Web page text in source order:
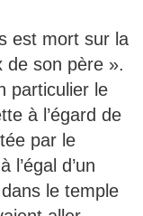
est mort sur la
de son père ».
particulier le
à l’égard de
par le
d’un
le temple